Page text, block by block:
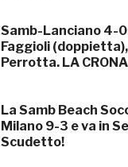
Samb-Lanciano 4-
Faggioli
Perrotta. LA
La Samb Beach
Milano 9-3 e va in
Scudetto!